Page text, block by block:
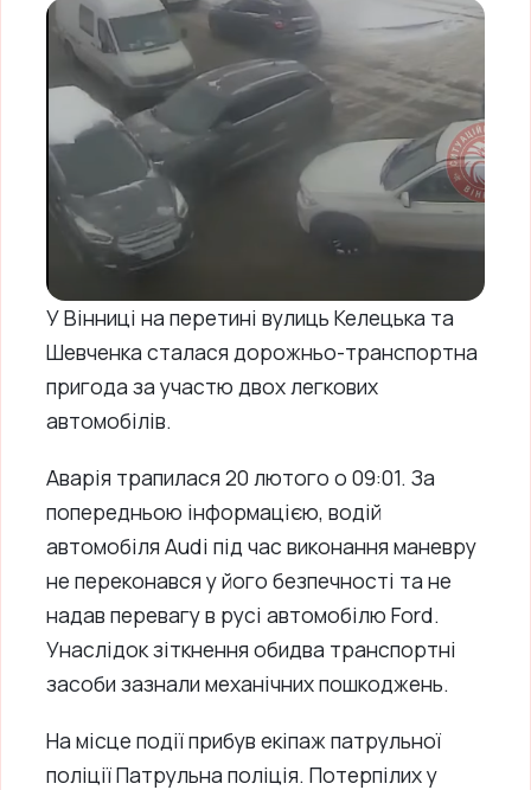
У Вінниці на перетині вулиць Келецька та
Шевченка сталася дорожньо-транспортна
пригода за участю двох легкових
автомобілів.
Аварія трапилася 20 лютого о 09:01. За
попередньою інформацією, водій
автомобіля Audi під час виконання маневру
не переконався у його безпечності та не
надав перевагу в русі автомобілю Ford.
Унаслідок зіткнення обидва транспортні
засоби зазнали механічних пошкоджень.
На місце події прибув екіпаж патрульної
поліції Патрульна поліція. Потерпілих у